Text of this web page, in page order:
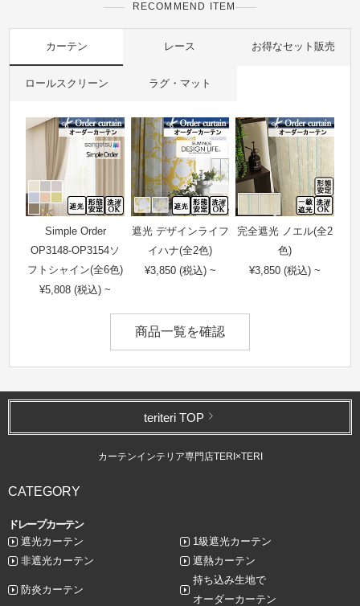
RECOMMEND ITEM
カーテン レース お得なセット販売
ロールスクリーン ラグ・マット
Simple Order
OP3148-OP3154ソ
フトシャイン(全6色)
¥5,808 (税込) ~
遮光 デザインライフ
イハナ(全2色)
¥3,850 (税込) ~
完全遮光 ノエル(全2
色)
¥3,850 (税込) ~
商品一覧を確認
teriteri TOP
カーテンインテリア専門店TERI×TERI
CATEGORY
ドレープカーテン
遮光カーテン
1級遮光カーテン
非遮光カーテン
遮熱カーテン
防炎カーテン
持ち込み生地で
オーダーカーテン